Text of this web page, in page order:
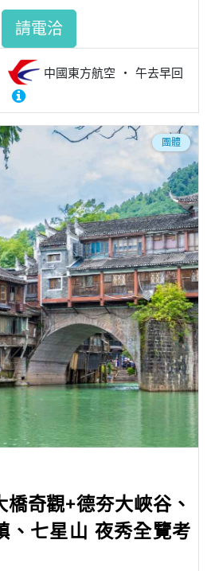
中國東方航空 午去早回
請電洽
團體
奇觀+德夯大峽谷、
、七星山 夜秀全覽考